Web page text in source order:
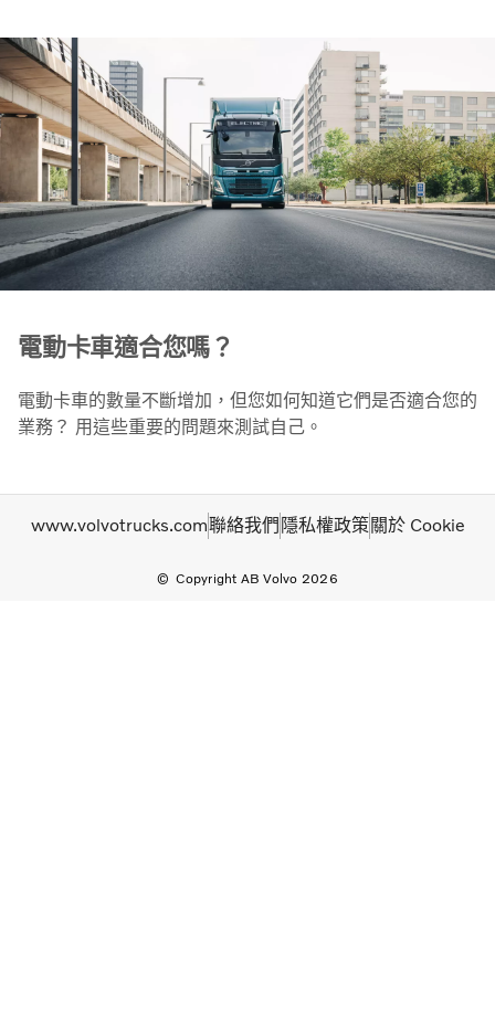
電動卡車適合您嗎？
電動卡車的數量不斷增加，但您如何知道它們是否適合您的
業務？ 用這些重要的問題來測試自己。
Copyright AB Volvo 2026
www.volvotrucks.com聯絡我們 隱私權政策關於 Cookie